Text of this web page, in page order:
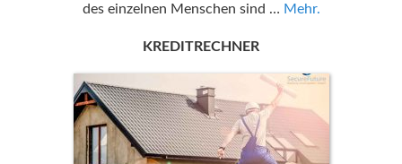
des einzelnen Menschen sind … Mehr.
KREDITRECHNER